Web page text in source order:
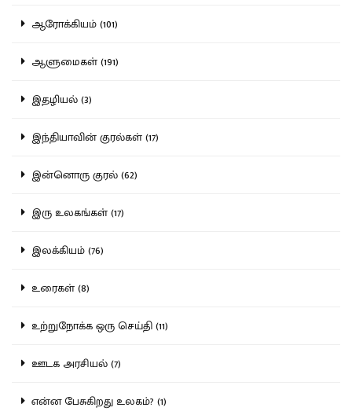
ஆரோக்கியம் (101)
ஆளுமைகள் (191)
இதழியல் (3)
இந்தியாவின் குரல்கள் (17)
இன்னொரு குரல் (62)
இரு உலகங்கள் (17)
இலக்கியம் (76)
உரைகள் (8)
உற்றுநோக்க ஒரு செய்தி (11)
ஊடக அரசியல் (7)
என்ன பேசுகிறது உலகம்? (1)